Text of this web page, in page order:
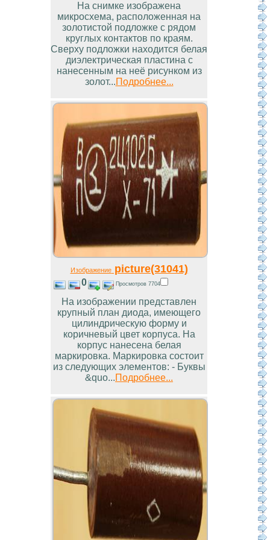
На снимке изображена
микросхема, расположенная на
золотистой подложке с рядом
круглых контактов по краям.
Сверху подложки находится белая
диэлектрическая пластина с
нанесенным на неё рисунком из
золот... Подробнее...
Изображениеpicture(31041)
0 Просмотров 7704
На изображении представлен
крупный план диода, имеющего
цилиндрическую форму и
коричневый цвет корпуса. На
корпус нанесена белая
маркировка. Маркировка состоит
из следующих элементов: - Буквы
&quo... Подробнее...